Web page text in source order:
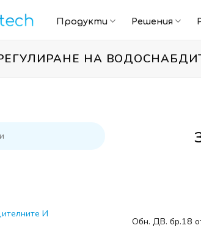
Продукти Решения
НА
И
Обн. ДВ. бр.18